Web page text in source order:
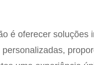
é oferecer soluções